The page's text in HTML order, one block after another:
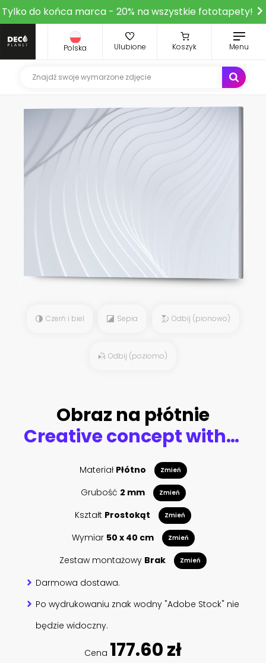
Tylko do końca marca - 20% na wszystkie fototapety!
Polska Ulubione Koszyk Menu
Czerń i biel Sepia Odbij (pionowo)
Odbij (poziomo)
Obraz na płótnie
Creative concept with tomato. Red tomato with eyes in cartoon style. 3d rendering illustration.
Materiał Płótno Zmień
Grubość 2 mm Zmień
Kształt Prostokąt Zmień
Wymiar 50 x 40 cm Zmień
Zestaw montażowy Brak Zmień
Darmowa dostawa.
Po wydrukowaniu znak wodny "Adobe Stock" nie
będzie widoczny.
Cena 177.60 zł